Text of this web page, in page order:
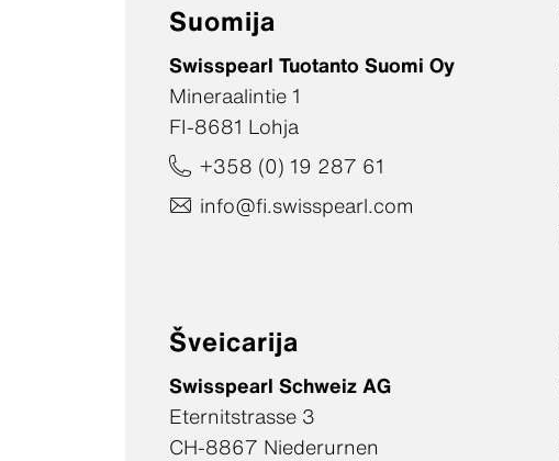
Suomija
Swisspearl Tuotanto Suomi Oy
Mineraalintie 1
FI-8681 Lohja
+358 (0) 19 287 61
info@fi.swisspearl.com
Šveicarija
Swisspearl Schweiz AG
Eternitstrasse 3
CH-8867 Niederurnen